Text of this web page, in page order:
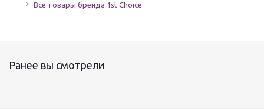
Все товары бренда 1st Choice
Ранее вы смотрели